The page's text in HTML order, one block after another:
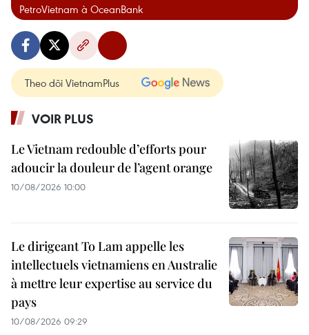
PetroVietnam à OceanBank
Theo dõi VietnamPlus
VOIR PLUS
Le Vietnam redouble d’efforts pour
adoucir la douleur de l’agent orange
10/08/2026 10:00
Le dirigeant To Lam appelle les
intellectuels vietnamiens en Australie
à mettre leur expertise au service du
pays
10/08/2026 09:29